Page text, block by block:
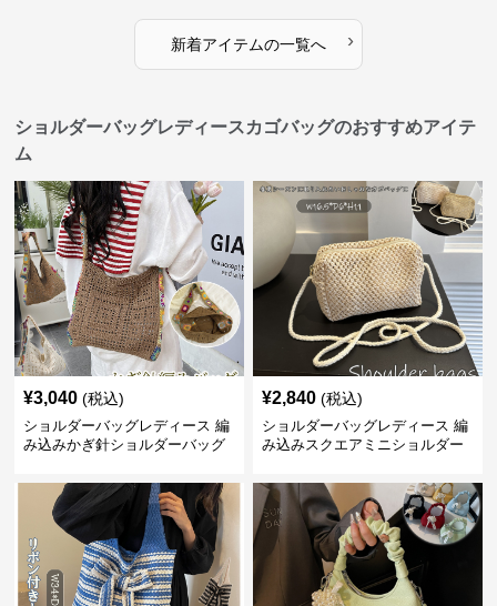
新着アイテムの一覧へ ›
ショルダーバッグレディースカゴバッグのおすすめアイテ
ム
¥3,040 (税込)
ショルダーバッグレディース 編
み込みかぎ針ショルダーバッグ
¥2,840 (税込)
ショルダーバッグレディース 編
み込みスクエアミニショルダー